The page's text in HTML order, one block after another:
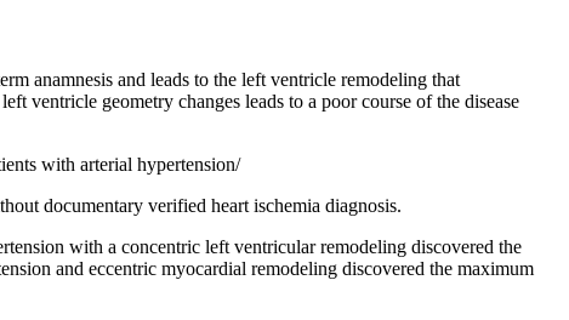
anamnesis and leads to the left ventricle remodeling that
ventricle geometry changes leads to a poor course of the disease
with arterial hypertension/
documentary verified heart ischemia diagnosis.
with a concentric left ventricular remodeling discovered the
and eccentric myocardial remodeling discovered the maximum